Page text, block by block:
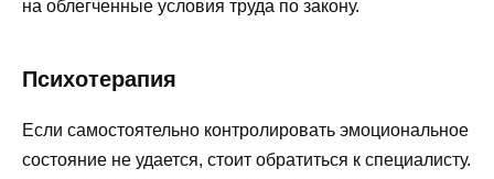
на облегченные условия труда по закону.
Психотерапия
Если самостоятельно контролировать эмоциональное
состояние не удается, стоит обратиться к специалисту.